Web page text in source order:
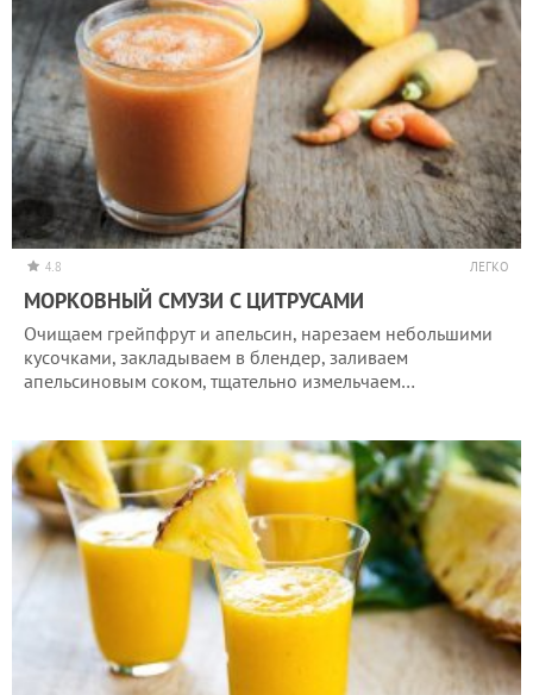
4.8 ЛЕГКО
МОРКОВНЫЙ СМУЗИ С ЦИТРУСАМИ
Очищаем грейпфрут и апельсин, нарезаем небольшими
кусочками, закладываем в блендер, заливаем
апельсиновым соком, тщательно измельчаем…